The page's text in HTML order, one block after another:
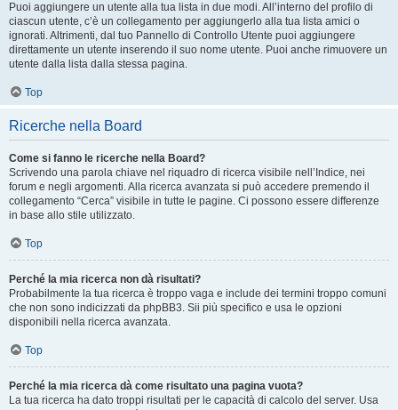
Puoi aggiungere un utente alla tua lista in due modi. All’interno del profilo di
ciascun utente, c’è un collegamento per aggiungerlo alla tua lista amici o
ignorati. Altrimenti, dal tuo Pannello di Controllo Utente puoi aggiungere
direttamente un utente inserendo il suo nome utente. Puoi anche rimuovere un
utente dalla lista dalla stessa pagina.
Top
Ricerche nella Board
Come si fanno le ricerche nella Board?
Scrivendo una parola chiave nel riquadro di ricerca visibile nell’Indice, nei
forum e negli argomenti. Alla ricerca avanzata si può accedere premendo il
collegamento “Cerca” visibile in tutte le pagine. Ci possono essere differenze
in base allo stile utilizzato.
Top
Perché la mia ricerca non dà risultati?
Probabilmente la tua ricerca è troppo vaga e include dei termini troppo comuni
che non sono indicizzati da phpBB3. Sii più specifico e usa le opzioni
disponibili nella ricerca avanzata.
Top
Perché la mia ricerca dà come risultato una pagina vuota?
La tua ricerca ha dato troppi risultati per le capacità di calcolo del server. Usa